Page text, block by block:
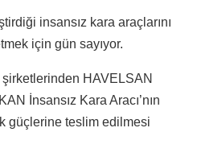
insansız kara araçlarını
için gün sayıyor.
HAVELSAN
İnsansız Kara Aracı’nın
güçlerine teslim edilmesi